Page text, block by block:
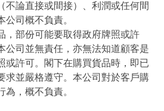
不論直接或間接）、利潤或任何間
公司概不負責。
，部份可能要取得政府牌照或許
公司並無責任，亦無法知道顧客是
或許可。閣下在購買貨品時，即已
求並嚴格遵守。本公司對於客戶購
為，概不負責。